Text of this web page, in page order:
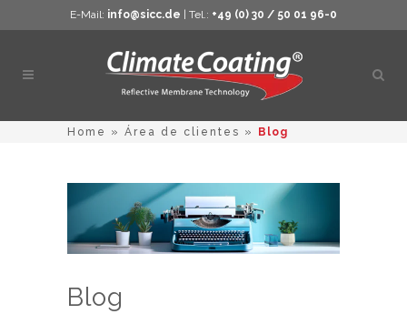
E-Mail: info@sicc.de | Tel.: +49 (0) 30 / 50 01 96-0
Abrir
Home » Área de clientes » Blog
Blog